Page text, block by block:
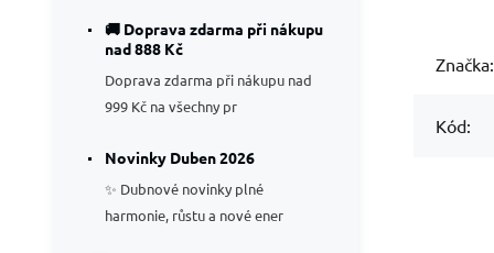
Značka:
Kód:
🚚 Doprava zdarma při nákupu
nad 888 Kč
Doprava zdarma při nákupu nad
999 Kč na všechny pr
Novinky Duben 2026
✨ Dubnové novinky plné
harmonie, růstu a nové ener